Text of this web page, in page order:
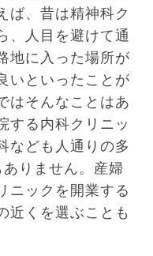
ば、昔は精神科ク
、人目を避けて通
地に入った場所が
いといったことが
はそんなことはあ
する内科クリニッ
なども人通りの多
りません。産婦
ニックを開業する
近くを選ぶことも